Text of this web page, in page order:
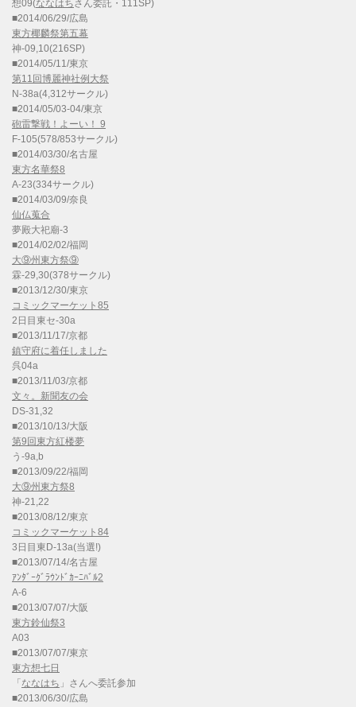
想09(ななはちさん委託・111SP)
■2014/06/29/広島
東方椰麟祭第五幕
神-09,10(216SP)
■2014/05/11/東京
第11回博麗神社例大祭
N-38a(4,312サークル)
■2014/05/03-04/東京
砲雷撃戦！よーい！ 9
F-105(578/853サークル)
■2014/03/30/名古屋
東方名華祭8
A-23(334サークル)
■2014/03/09/奈良
仙仏蒐合
夢殿大祀廟-3
■2014/02/02/福岡
大⑨州東方祭⑨
霖-29,30(378サークル)
■2013/12/30/東京
コミックマーケット85
2日目東セ-30a
■2013/11/17/京都
鎮守府に着任しました
呉04a
■2013/11/03/京都
文々。新聞友の会
DS-31,32
■2013/10/13/大阪
第9回東方紅楼夢
う-9a,b
■2013/09/22/福岡
大⑨州東方祭8
神-21,22
■2013/08/12/東京
コミックマーケット84
3日目東D-13a(当選!)
■2013/07/14/名古屋
ｱﾝﾀﾞｰｸﾞﾗｳﾝﾄﾞｶｰﾆﾊﾞﾙ2
A-6
■2013/07/07/大阪
東方鈴仙祭3
A03
■2013/07/07/東京
東方想七日
「 ななはち 」さんへ委託参加
■2013/06/30/広島